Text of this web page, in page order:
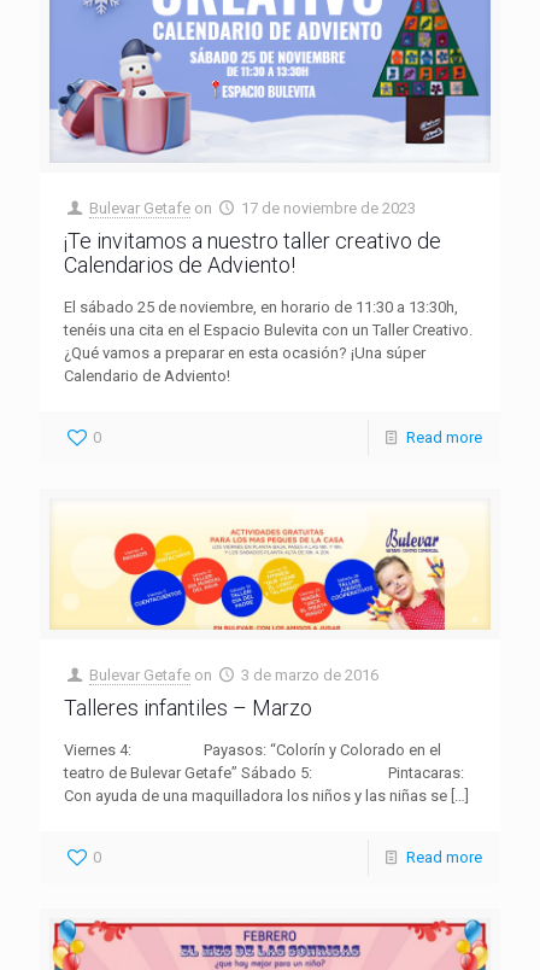
Bulevar Getafe on 17 de noviembre de 2023
¡Te invitamos a nuestro taller creativo de
Calendarios de Adviento!
El sábado 25 de noviembre, en horario de 11:30 a 13:30h,
tenéis una cita en el Espacio Bulevita con un Taller Creativo.
¿Qué vamos a preparar en esta ocasión? ¡Una súper
Calendario de Adviento!
0 Read more
Bulevar Getafe on 3 de marzo de 2016
Talleres infantiles – Marzo
Viernes 4: Payasos: “Colorín y Colorado en el
teatro de Bulevar Getafe” Sábado 5: Pintacaras:
Con ayuda de una maquilladora los niños y las niñas se […]
0 Read more